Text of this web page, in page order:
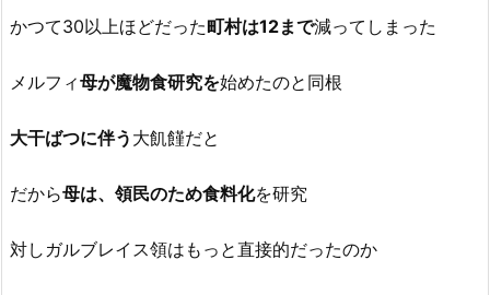
かつて30以上ほどだった町村は12まで減ってしまった
メルフィ母が魔物食研究を始めたのと同根
大干ばつに伴う 大飢饉だと
だから母は、領民のため食料化を研究
対しガルブレイス領はもっと直接的だったのか